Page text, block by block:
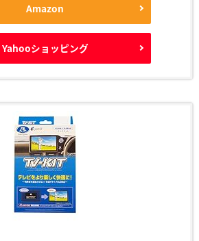
Amazon
Yahooショッピング